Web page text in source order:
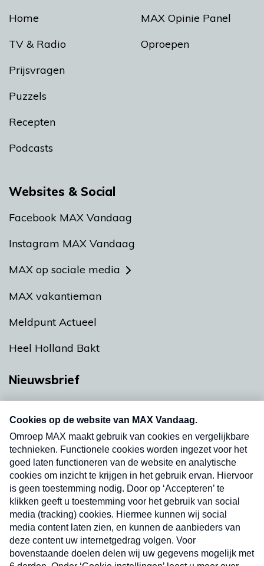
Home
TV & Radio
Prijsvragen
Puzzels
Recepten
Podcasts
MAX Opinie Panel
Oproepen
Websites & Social
Facebook MAX Vandaag
Instagram MAX Vandaag
MAX op sociale media
MAX vakantieman
Meldpunt Actueel
Heel Holland Bakt
Nieuwsbrief
nieuwsbrief. Elke vrijdag- en dinsdagochtend in
uw mailbox.
Verzend